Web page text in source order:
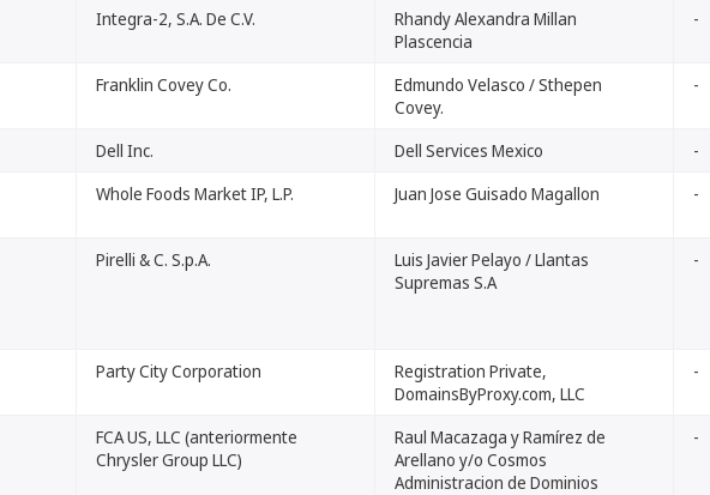
Integra-2, S.A. De C.V.
Rhandy Alexandra Millan
Plascencia
-
Franklin Covey Co.
Edmundo Velasco / Sthepen
Covey.
-
Dell Inc. Dell Services Mexico -
Whole Foods Market IP, L.P. Juan Jose Guisado Magallon -
Pirelli & C. S.p.A.
Luis Javier Pelayo / Llantas
Supremas S.A
-
Party City Corporation
Registration Private,
DomainsByProxy.com, LLC
-
FCA US, LLC (anteriormente
Chrysler Group LLC)
Raul Macazaga y Ramírez de
Arellano y/o Cosmos
Administracion de Dominios
-